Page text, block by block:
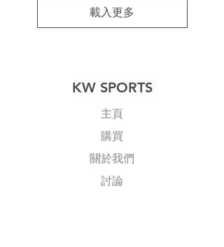
載入更多
KW SPORTS
主頁
購買
關於我們
討論